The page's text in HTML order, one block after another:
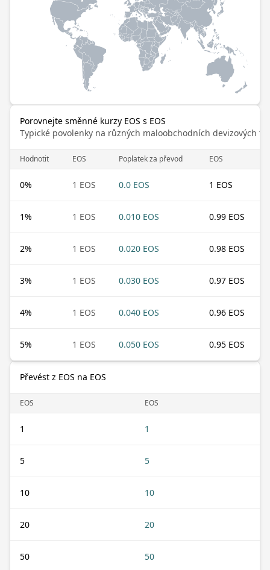
Porovnejte směnné kurzy EOS s EOS
Typické povolenky na různých maloobchodních devizových
Hodnotit EOS Poplatek za převod EOS
0% 1 EOS 0.0 EOS 1 EOS
1% 1 EOS 0.010 EOS 0.99 EOS
2% 1 EOS 0.020 EOS 0.98 EOS
3% 1 EOS 0.030 EOS 0.97 EOS
4% 1 EOS 0.040 EOS 0.96 EOS
5% 1 EOS 0.050 EOS 0.95 EOS
Převést z EOS na EOS
EOS EOS
1 1
5 5
10 10
20 20
50 50